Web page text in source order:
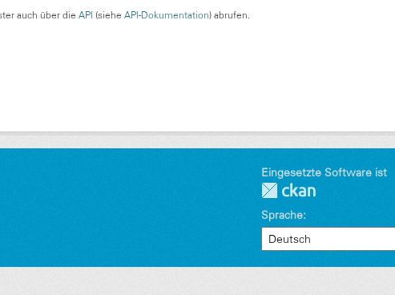
auch über die API (siehe API-Dokumentation) abrufen.
Eingesetzte Software ist
Sprache